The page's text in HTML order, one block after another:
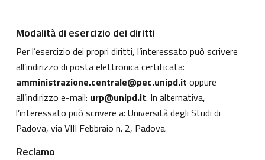
Modalità di esercizio dei diritti
Per l’esercizio dei propri diritti, l’interessato può scrivere
all’indirizzo di posta elettronica certificata:
amministrazione.centrale@pec.unipd.it oppure
all’indirizzo e-mail: urp@unipd.it. In alternativa,
l’interessato può scrivere a: Università degli Studi di
Padova, via VIII Febbraio n. 2, Padova.
Reclamo